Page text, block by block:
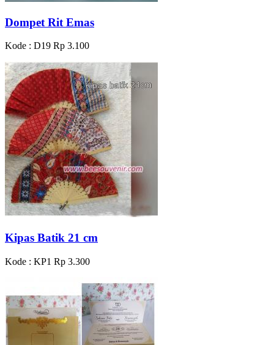
Dompet Rit Emas
Kode : D19 Rp 3.100
Kipas Batik 21 cm
Kode : KP1 Rp 3.300